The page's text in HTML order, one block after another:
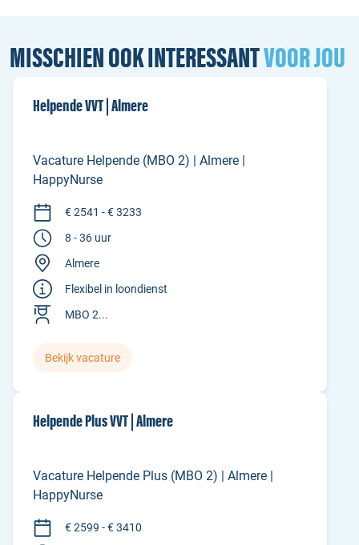
MISSCHIEN OOK INTERESSANTVOOR JOU
Helpende VVT | Almere
Vacature Helpende (MBO 2) | Almere |
HappyNurse
€ 2541 - € 3233
8 - 36 uur
Almere
Flexibel in loondienst
MBO 2...
Bekijk vacature
Helpende Plus VVT | Almere
Vacature Helpende Plus (MBO 2) | Almere |
HappyNurse
€ 2599 - € 3410